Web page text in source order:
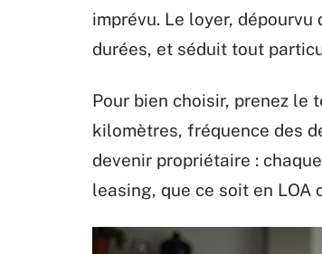
imprévu. Le loyer, dépourvu
durées, et séduit tout
Pour bien choisir, prenez le
kilomètres, fréquence des
devenir propriétaire :
leasing, que ce soit en LOA